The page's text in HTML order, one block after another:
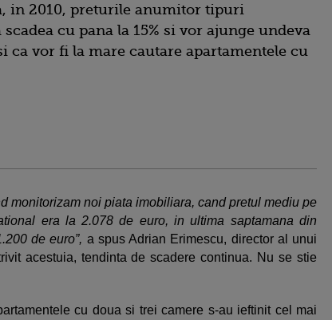
in 2010, preturile anumitor tipuri
cu pana la 15% si vor ajunge undeva
ca vor fi la mare cautare apartamentele cu
monitorizam noi piata imobiliara, cand pretul mediu pe
era la 2.078 de euro, in ultima saptamana din
de euro”, a spus Adrian Erimescu, director al unui
acestuia, tendinta de scadere continua. Nu se stie
cu doua si trei camere s-au ieftinit cel mai